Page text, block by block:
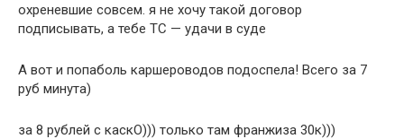
охреневшие совсем. я не хочу такой договор
подписывать, а тебе ТС — удачи в суде
А вот и попаболь каршероводов подоспела! Всего за 7
руб минута)
за 8 рублей с каскО))) только там франжиза 30к)))